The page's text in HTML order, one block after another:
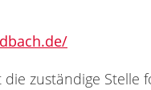
zuständige Stelle